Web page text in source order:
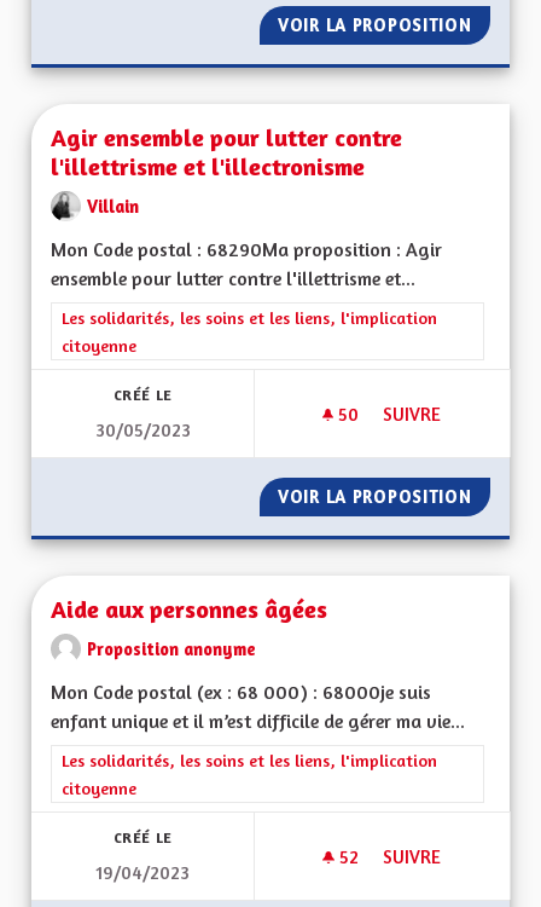
VOIR LA PROPOSITION
Agir ensemble pour lutter contre
l'illettrisme et l'illectronisme
Villain
Mon Code postal : 68290Ma proposition : Agir
ensemble pour lutter contre l'illettrisme et...
Filtrer les résultats de la catégorie : Les solidarités, les soins
Les solidarités, les soins et les liens, l'implication
citoyenne
CRÉÉ LE
30/05/2023
50 50 ABONNÉS
SUIVRE
VOIR LA PROPOSITION AGIR
Aide aux personnes âgées
Proposition anonyme
Mon Code postal (ex : 68 000) : 68000je suis
enfant unique et il m’est difficile de gérer ma vie...
Filtrer les résultats de la catégorie : Les solidarités, les soins
Les solidarités, les soins et les liens, l'implication
citoyenne
CRÉÉ LE
19/04/2023
52 52 ABONNÉS
SUIVRE